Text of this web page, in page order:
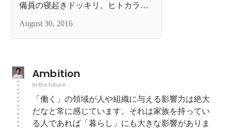
備員の寝起きドッキリ。ヒトカラメ
August 30, 2016
Ambition
In the future
「働く」の領域が人や組織に与える影響力は絶大
だなと常に感じています。それは家族を持ってい
る人であれば「暮らし」にも大きな影響がありま